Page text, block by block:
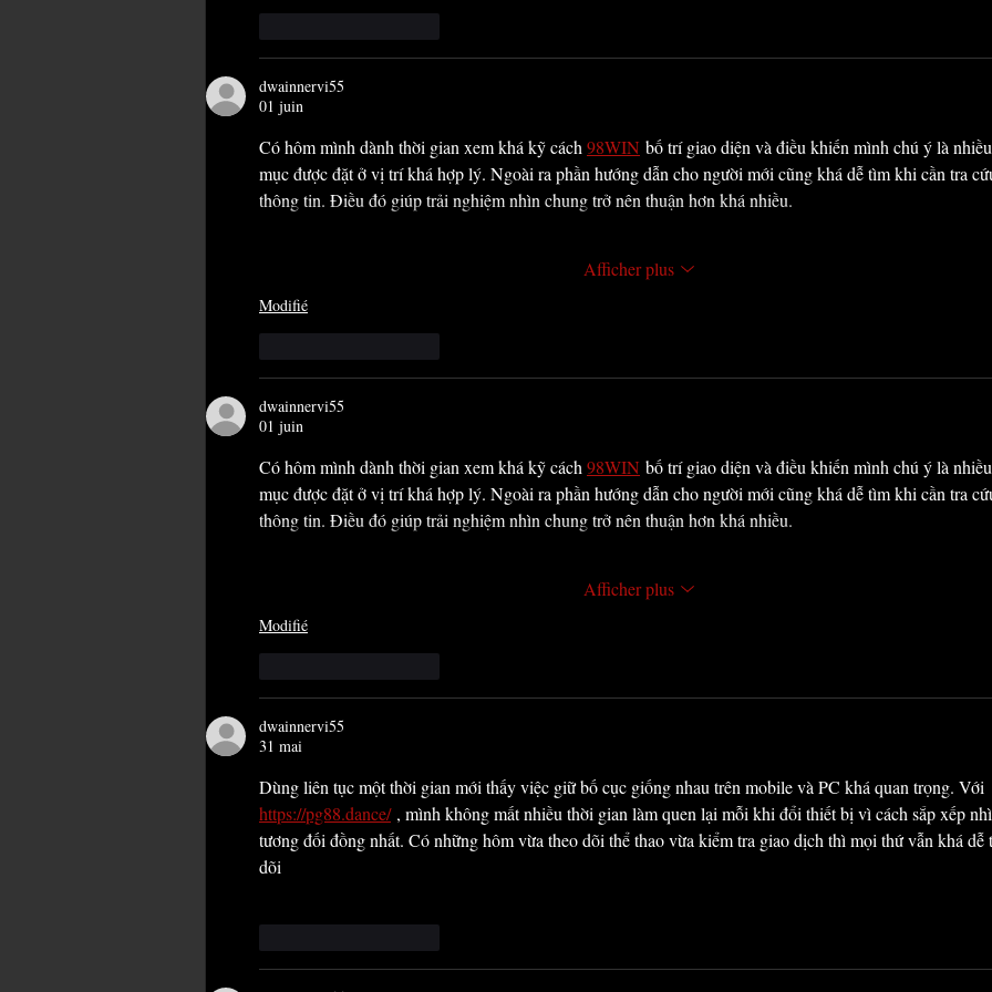
dwainnervi55
01 juin
Có hôm mình dành thời gian xem khá kỹ cách 98WIN bố trí giao diện và điều khiến mình chú ý là nhiều
mục được đặt ở vị trí khá hợp lý. Ngoài ra phần hướng dẫn cho người mới cũng khá dễ tìm khi cần tra
thông tin. Điều đó giúp trải nghiệm nhìn chung trở nên thuận hơn khá nhiều.
Afficher plus
Modifié
dwainnervi55
01 juin
Có hôm mình dành thời gian xem khá kỹ cách 98WIN bố trí giao diện và điều khiến mình chú ý là nhiều
mục được đặt ở vị trí khá hợp lý. Ngoài ra phần hướng dẫn cho người mới cũng khá dễ tìm khi cần tra
thông tin. Điều đó giúp trải nghiệm nhìn chung trở nên thuận hơn khá nhiều.
Afficher plus
Modifié
dwainnervi55
31 mai
Dùng liên tục một thời gian mới thấy việc giữ bố cục giống nhau trên mobile và PC khá quan trọng. Với
https://pg88.dance/ , mình không mất nhiều thời gian làm quen lại mỗi khi đổi thiết bị vì cách sắp xếp
tương đối đồng nhất. Có những hôm vừa theo dõi thể thao vừa kiểm tra giao dịch thì mọi thứ vẫn khá dễ
dõi